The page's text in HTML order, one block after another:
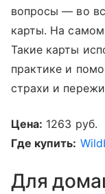
вопросы — во
карты. На самом
Такие карты
практике и
страхи и
Цена: 1263 руб.
Где купить:
Для